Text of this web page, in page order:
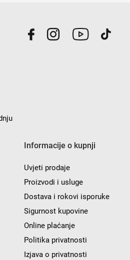
Informacije o kupnji
Uvjeti prodaje
Proizvodi i usluge
Dostava i rokovi isporuke
Sigurnost kupovine
Online plaćanje
Politika privatnosti
Izjava o privatnosti